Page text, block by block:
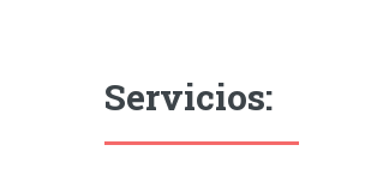
Servicios: